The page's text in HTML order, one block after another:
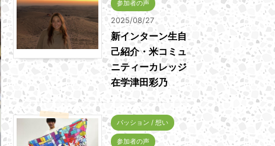
参加者の声
2025/08/27
新インターン生自
己紹介・米コミュ
ニティーカレッジ
在学津田彩乃
パッション / 想い
参加者の声